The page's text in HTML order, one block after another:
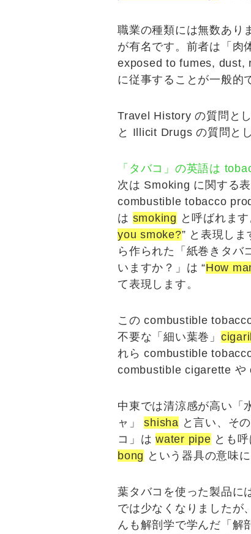
職業の種類には無数あり
が有名です。前者は「 肉
exposed to fumes, dust,
に従事することが一般的
Travel History の質問と
と Illicit Drugs の質問と
「タバコ」の英語は
次は Smoking に関する
combustible tobacco
は smoking と呼ばれま
you smoke?” と表現し
ら作られた「 紙巻きタバ
いますか？ 」は “How
て表現します。
この combustible
不要な「細い葉巻 」
れら combustible
combustible cigarette や
中東では清涼感が高い「
ャ 」shisha と言い、そ
コ 」はwater pipe とも
bong という器具の意味
葉タバコを使った製品に
では少なくなりましたが
んも解剖学で学んだ「 解